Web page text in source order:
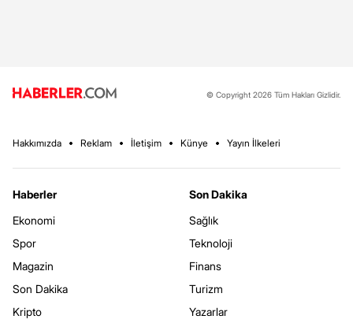
© Copyright 2026 Tüm Hakları Gizlidir.
Hakkımızda Reklam İletişim Künye Yayın İlkeleri
Haberler
Ekonomi
Spor
Magazin
Son Dakika
Kripto
Son Dakika
Sağlık
Teknoloji
Finans
Turizm
Yazarlar